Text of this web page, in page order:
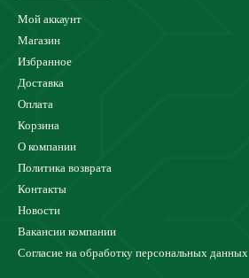
Мой аккаунт
Магазин
Избранное
Доставка
Оплата
Корзина
О компании
Политика возврата
Контакты
Новости
Вакансии компании
Согласие на обработку персональных данных